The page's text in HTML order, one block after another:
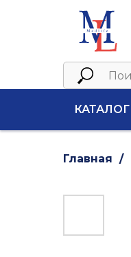
КАТАЛОГ
Главная